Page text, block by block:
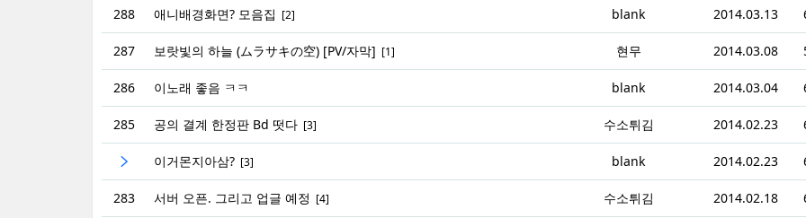
288 애니배경화면? 모음집 [2] blank 2014.03.13
287 보랏빛의 하늘 (ムラサキの空) [PV/자막] [1] 현무 2014.03.08
286 이노래 좋음 ㅋㅋ blank 2014.03.04
285 공의 결계 한정판 Bd 떳다 [3] 수소튀김 2014.02.23
이거몬지아삼? [3] blank 2014.02.23
283 서버 오픈. 그리고 업글 예정 [4] 수소튀김 2014.02.18